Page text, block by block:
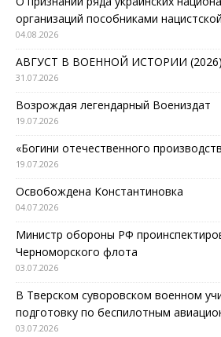
организаций пособниками
04.08.2026
АВГУСТ В ВОЕННОЙ ИСТОРИИ (2026)
31.07.2026
Возрождая легендарный Воениздат
19.07.2026
«Богини отечественного
19.07.2026
Освобождена Константиновка
04.07.2026
Министр обороны РФ
Черноморского флота
03.07.2026
В Тверском суворовском военном
подготовку по беспилотным
03.07.2026